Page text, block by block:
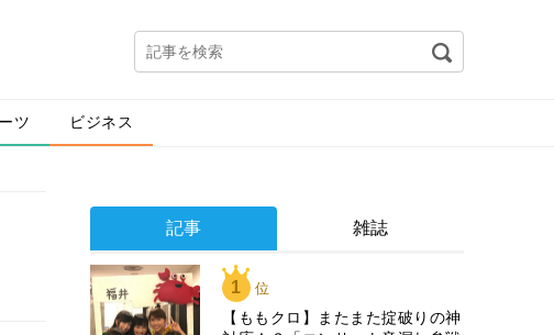
ツ ビジネス
記事 雑誌
1 位
【ももクロ】またまた掟破りの神